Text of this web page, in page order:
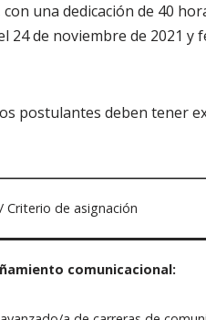
con una dedicación de 40
24 de noviembre de 2021 y
postulantes deben tener
Criterio de asignación
comunicacional: